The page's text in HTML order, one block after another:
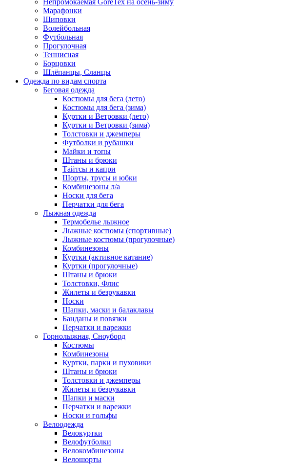
Непромокаемая GoreTex на осень-зиму
Марафонки
Шиповки
Волейбольная
Футбольная
Прогулочная
Теннисная
Борцовки
Шлёпанцы, Сланцы
Одежда по видам спорта
Беговая одежда
Костюмы для бега (лето)
Костюмы для бега (зима)
Куртки и Ветровки (лето)
Куртки и Ветровки (зима)
Толстовки и джемперы
Футболки и рубашки
Майки и топы
Штаны и брюки
Тайтсы и капри
Шорты, трусы и юбки
Комбинезоны л/а
Носки для бега
Перчатки для бега
Лыжная одежда
Термобелье лыжное
Лыжные костюмы (спортивные)
Лыжные костюмы (прогулочные)
Комбинезоны
Куртки (активное катание)
Куртки (прогулочные)
Штаны и брюки
Толстовки, Флис
Жилеты и безрукавки
Носки
Шапки, маски и балаклавы
Банданы и повязки
Перчатки и варежки
Горнолыжная, Сноуборд
Костюмы
Комбинезоны
Куртки, парки и пуховики
Штаны и брюки
Толстовки и джемперы
Жилеты и безрукавки
Шапки и маски
Перчатки и варежки
Носки и гольфы
Велоодежда
Велокуртки
Велофутболки
Велокомбинезоны
Велошорты